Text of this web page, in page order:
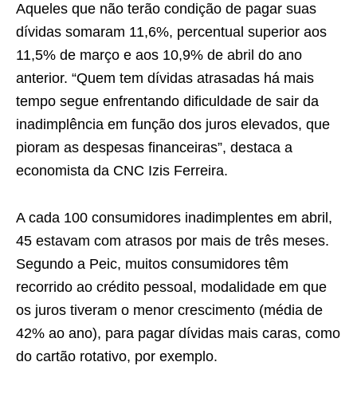
Aqueles que não terão condição de pagar suas
dívidas somaram 11,6%, percentual superior aos
11,5% de março e aos 10,9% de abril do ano
anterior. “Quem tem dívidas atrasadas há mais
tempo segue enfrentando dificuldade de sair da
inadimplência em função dos juros elevados, que
pioram as despesas financeiras”, destaca a
economista da CNC Izis Ferreira.
A cada 100 consumidores inadimplentes em abril,
45 estavam com atrasos por mais de três meses.
Segundo a Peic, muitos consumidores têm
recorrido ao crédito pessoal, modalidade em que
os juros tiveram o menor crescimento (média de
42% ao ano), para pagar dívidas mais caras, como
do cartão rotativo, por exemplo.